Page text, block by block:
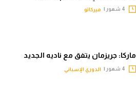
ميركاتو
ماركا: جريزمان يتفق مع ناديه الجديد
الدوري الإسباني